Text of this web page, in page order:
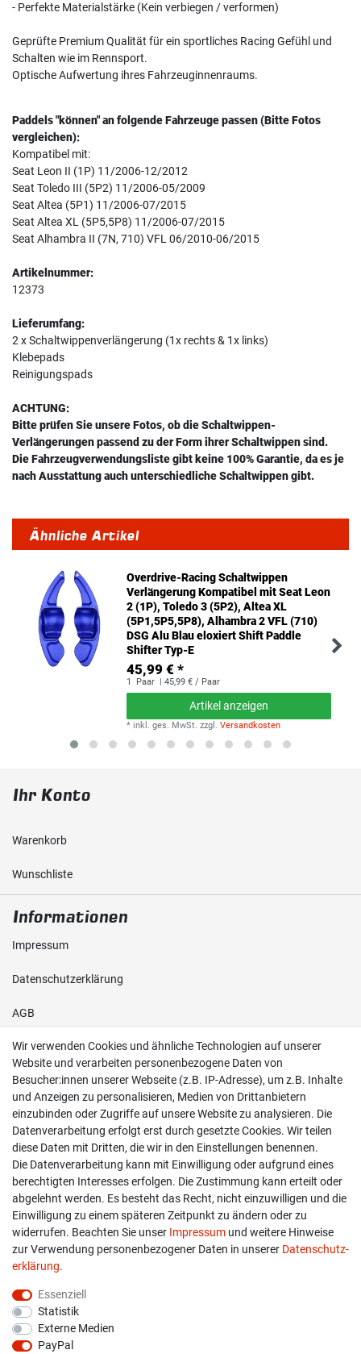
- Perfekte Materialstärke (Kein verbiegen / verformen)
Geprüfte Premium Qualität für ein sportliches Racing Gefühl und
Schalten wie im Rennsport.
Optische Aufwertung ihres Fahrzeuginnenraums.
Paddels "können" an folgende Fahrzeuge passen (Bitte Fotos
vergleichen):
Kompatibel mit:
Seat Leon II (1P) 11/2006-12/2012
Seat Toledo III (5P2) 11/2006-05/2009
Seat Altea (5P1) 11/2006-07/2015
Seat Altea XL (5P5,5P8) 11/2006-07/2015
Seat Alhambra II (7N, 710) VFL 06/2010-06/2015
Artikelnummer:
12373
Lieferumfang:
2 x Schaltwippenverlängerung (1x rechts & 1x links)
Klebepads
Reinigungspads
ACHTUNG:
Bitte prüfen Sie unsere Fotos, ob die Schaltwippen-
Verlängerungen passend zu der Form ihrer Schaltwippen sind.
Die Fahrzeugverwendungsliste gibt keine 100% Garantie, da es je
nach Ausstattung auch unterschiedliche Schaltwippen gibt.
Ähnliche Artikel
Overdrive-Racing Schaltwippen
Verlängerung Kompatibel mit Seat Leon
2 (1P), Toledo 3 (5P2), Altea XL
(5P1,5P5,5P8), Alhambra 2 VFL (710)
DSG Alu Blau eloxiert Shift Paddle
Shifter Typ-E
45,99 € *
1 Paar | 45,99 € / Paar
Artikel anzeigen
* inkl. ges. MwSt. zzgl.Versandkosten
Ihr Konto
Warenkorb
Wunschliste
Informationen
Impressum
Daten­schutz­erklärung
AGB
Shop
Kontakt
Versand & Zahlung
Widerrufs­recht
Widerruf erklären
info@overdrive-racing.de
05662 / 8878939
Overdrive-Racing
Frankenstr. 9
34587 Felsberg-Gensungen
Wir verwenden Cookies und ähnliche Technologien auf unserer
Website und verarbeiten personenbezogene Daten von
Besucher:innen unserer Webseite (z.B. IP-Adresse), um z.B. Inhalte
und Anzeigen zu personalisieren, Medien von Drittanbietern
einzubinden oder Zugriffe auf unsere Website zu analysieren. Die
Datenverarbeitung erfolgt erst durch gesetzte Cookies. Wir teilen
diese Daten mit Dritten, die wir in den Einstellungen benennen.
Die Datenverarbeitung kann mit Einwilligung oder aufgrund eines
berechtigten Interesses erfolgen. Die Zustimmung kann erteilt oder
abgelehnt werden. Es besteht das Recht, nicht einzuwilligen und die
Einwilligung zu einem späteren Zeitpunkt zu ändern oder zu
widerrufen. Beachten Sie unser Impressum und weitere Hinweise
zur Verwendung personenbezogener Daten in unserer Daten­schutz­
erklärung.
Essenziell
Statistik
Externe Medien
PayPal